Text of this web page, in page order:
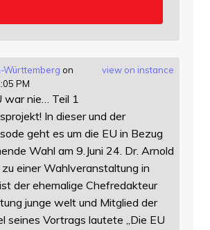
view on instance
Württemberg on
PM
war nie… Teil 1
In dieser und der
geht es um die EU in Bezug
Wahl am 9.Juni 24. Dr. Arnold
einer Wahlveranstaltung in
der ehemalige Chefredakteur
junge welt und Mitglied der
seines Vortrags lautete „Die EU